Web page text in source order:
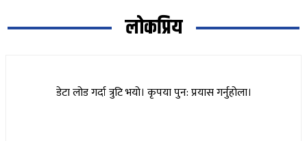
लोकप्रिय
डेटा लोड गर्दा त्रुटि भयो। कृपया पुन: प्रयास गर्नुहोला।